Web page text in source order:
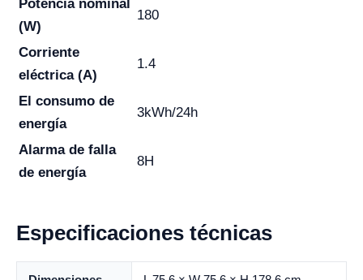
Potencia nominal
(W)
180
Corriente
eléctrica (A)
1.4
El consumo de
energía
3kWh/24h
Alarma de falla
de energía
8H
Especificaciones técnicas